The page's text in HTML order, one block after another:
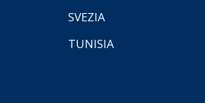
SVEZIA
TUNISIA